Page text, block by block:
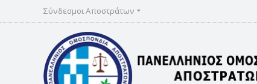
Σύνδεσμοι Αποστράτων